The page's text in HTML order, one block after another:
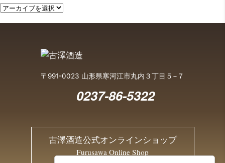
〒991-0023 山形県寒河江市丸内３丁目５−７
0237-86-5322
古澤酒造公式オンラインショップ
Furusawa Online Shop